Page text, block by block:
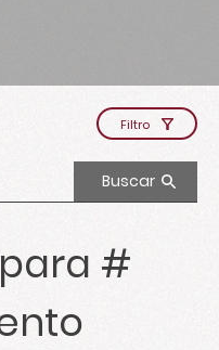
Filtro
#